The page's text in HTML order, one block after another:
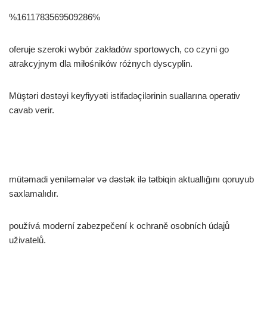
%1611783569509286%
oferuje szeroki wybór zakładów sportowych, co czyni go
atrakcyjnym dla miłośników różnych dyscyplin.
Müştəri dəstəyi keyfiyyəti istifadəçilərinin suallarına operativ
cavab verir.
mütəmadi yeniləmələr və dəstək ilə tətbiqin aktuallığını qoruyub
saxlamalıdır.
používá moderní zabezpečení k ochraně osobních údajů
uživatelů.